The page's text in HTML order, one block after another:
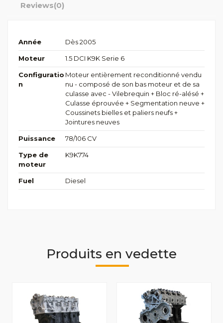
Reviews(0)
Année Dès 2005
Moteur 1.5 DCI K9K Serie 6
Configuratio
n
Moteur entièrement reconditionné vendu
nu - composé de son bas moteur et de sa
culasse avec - Vilebrequin + Bloc ré-alésé +
Culasse éprouvée + Segmentation neuve +
Coussinets bielles et paliers neufs +
Jointures neuves
Puissance 78/106 CV
Type de
moteur
K9K774
Fuel Diesel
Produits en vedette